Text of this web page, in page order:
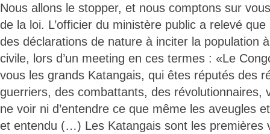
Nous allons le stopper, et nous comptons sur
de la loi. L’officier du ministère public a relevé
des déclarations de nature à inciter la population
civile, lors d’un meeting en ces termes : «Le
vous les grands Katangais, qui êtes réputés des
guerriers, des combattants, des révolutionnaires,
ne voir ni d’entendre ce que même les aveugles
et entendu (…) Les Katangais sont les premières